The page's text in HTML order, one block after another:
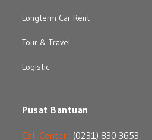
Longterm Car Rent
Tour & Travel
Logistic
Pusat Bantuan
Call Center : (0231) 830 3653